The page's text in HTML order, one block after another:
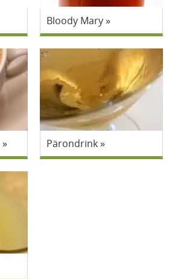
Bloody Mary
Pärondrink